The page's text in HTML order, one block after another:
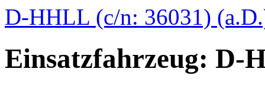
D-HHLL (c/n: 36031)
Einsatzfahrzeug: D-